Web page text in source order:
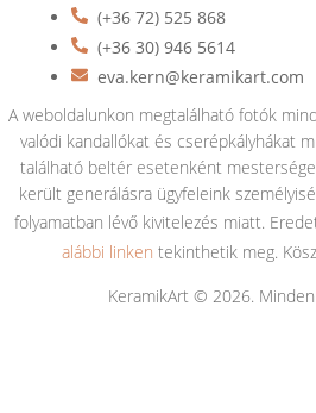
(+36 72) 525 868
(+36 30) 946 5614
eva.kern@keramikart.com
A weboldalunkon megtalálható fotók
valódi kandallókat és cserépkályhákat
található beltér esetenként
került generálásra ügyfeleink
folyamatban lévő kivitelezés miatt.
alábbi linken tekinthetik meg.
KeramikArt © 2026.